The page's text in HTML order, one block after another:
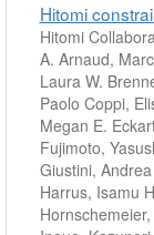
Hitomi
Hitomi
A. Arnaud,
Laura W.
Paolo Coppi,
Megan E.
Fujimoto,
Giustini,
Harrus, Isamu